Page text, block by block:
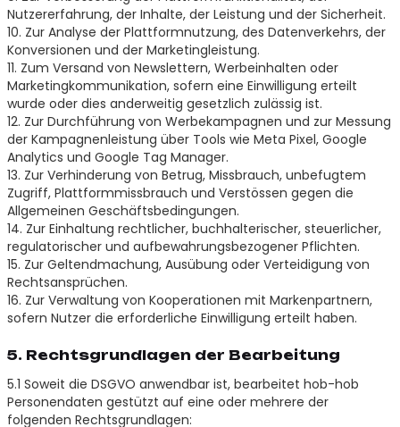
Nutzererfahrung, der Inhalte, der Leistung und der Sicherheit.
10. Zur Analyse der Plattformnutzung, des Datenverkehrs, der
Konversionen und der Marketingleistung.
11. Zum Versand von Newslettern, Werbeinhalten oder
Marketingkommunikation, sofern eine Einwilligung erteilt
wurde oder dies anderweitig gesetzlich zulässig ist.
12. Zur Durchführung von Werbekampagnen und zur Messung
der Kampagnenleistung über Tools wie Meta Pixel, Google
Analytics und Google Tag Manager.
13. Zur Verhinderung von Betrug, Missbrauch, unbefugtem
Zugriff, Plattformmissbrauch und Verstössen gegen die
Allgemeinen Geschäftsbedingungen.
14. Zur Einhaltung rechtlicher, buchhalterischer, steuerlicher,
regulatorischer und aufbewahrungsbezogener Pflichten.
15. Zur Geltendmachung, Ausübung oder Verteidigung von
Rechtsansprüchen.
16. Zur Verwaltung von Kooperationen mit Markenpartnern,
sofern Nutzer die erforderliche Einwilligung erteilt haben.
5. Rechtsgrundlagen der Bearbeitung
5.1 Soweit die DSGVO anwendbar ist, bearbeitet hob-hob
Personendaten gestützt auf eine oder mehrere der
folgenden Rechtsgrundlagen: